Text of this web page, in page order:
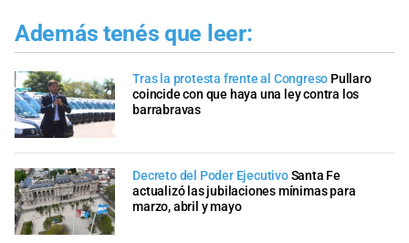
Además tenés que leer:
Tras la protesta frente al Congreso Pullaro
coincide con que haya una ley contra los
barrabravas
Decreto del Poder EjecutivoSanta Fe
actualizó las jubilaciones mínimas para
marzo, abril y mayo